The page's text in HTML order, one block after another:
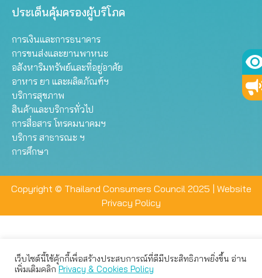
ประเด็นคุ้มครองผู้บริโภค
การเงินและการธนาคาร
การขนส่งและยานพาหนะ
อสังหาริมทรัพย์และที่อยู่อาศัย
อาหาร ยา และผลิตภัณฑ์ฯ
บริการสุขภาพ
สินค้าและบริการทั่วไป
การสื่อสาร โทรคมนาคมฯ
บริการ สาธารณะ ฯ
การศึกษา
Copyright © Thailand Consumers Council 2025 | Website
Privacy Policy
เว็บไซต์นี้ใช้คุ้กกี้เพื่อสร้างประสบการณ์ที่ดีมีประสิทธิภาพยิ่งขึ้น อ่าน
เพิ่มเติมคลิกPrivacy & Cookies Policy
เว็บไซต์นี้ใช้คุกกี้เพื่อมอบประสบการณ์การใช้งานที่ดีให้แก่ท่าน คุณ